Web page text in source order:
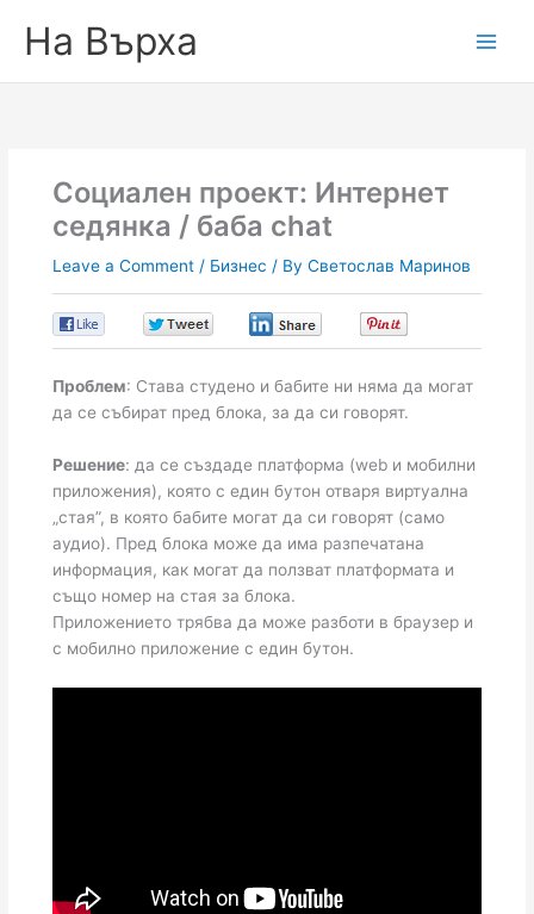
На Върха
Социален проект: Интернет
седянка / баба chat
Leave a Comment / Бизнес / By Светослав Маринов
Проблем: Става студено и бабите ни няма да могат
да се събират пред блока, за да си говорят.
Решение: да се създаде платформа (web и мобилни
приложения), която с един бутон отваря виртуална
„стая”, в която бабите могат да си говорят (само
аудио). Пред блока може да има разпечатана
информация, как могат да ползват платформата и
също номер на стая за блока.
Приложението трябва да може разботи в браузер и
с мобилно приложение с един бутон.